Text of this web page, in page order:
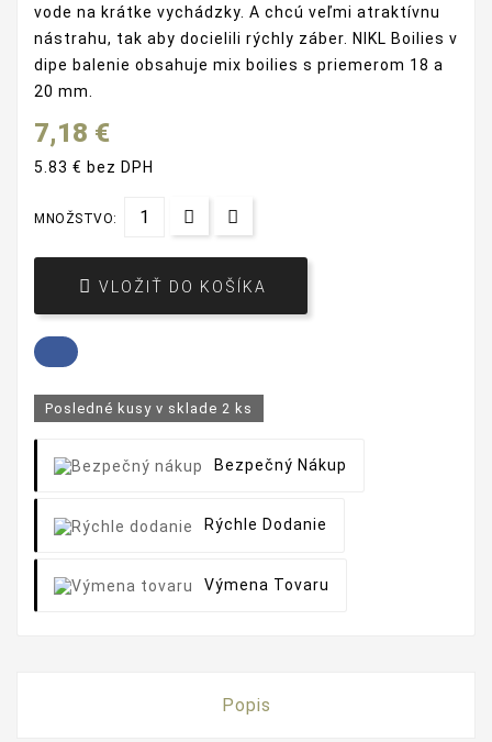
vode na krátke vychádzky. A chcú veľmi atraktívnu
nástrahu, tak aby docielili rýchly záber. NIKL Boilies v
dipe balenie obsahuje mix boilies s priemerom 18 a
20 mm.
7,18 €
5.83 € bez DPH
MNOŽSTVO:
 VLOŽIŤ DO KOŠÍKA
Posledné kusy v sklade 2 ks
Bezpečný Nákup
Rýchle Dodanie
Výmena Tovaru
Popis